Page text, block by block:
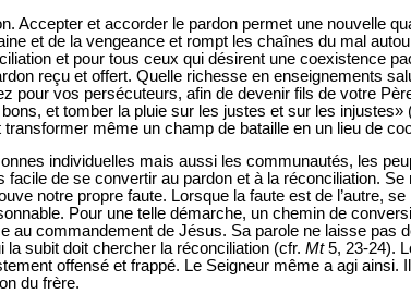
Accepter et accorder le pardon permet une nouvelle
et de la vengeance et rompt les chaînes du mal
et pour tous ceux qui désirent une coexistence
reçu et offert. Quelle richesse en enseignements
pour vos persécuteurs, afin de devenir fils de votre
et tomber la pluie sur les justes et sur les injustes»
même un champ de bataille en un lieu de
individuelles mais aussi les communautés, les
facile de se convertir au pardon et à la réconciliation.
notre propre faute. Lorsque la faute est de l’autre,
Pour une telle démarche, un chemin de
au commandement de Jésus. Sa parole ne laisse pas
la subit doit chercher la réconciliation (cfr. Mt5, 23-24).
offensé et frappé. Le Seigneur même a agi ainsi.
du frère.